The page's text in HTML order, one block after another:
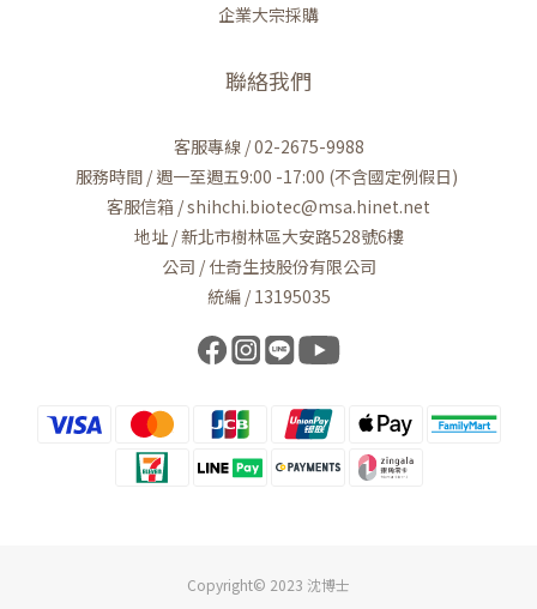
企業大宗採購
聯絡我們
客服專線 / 02-2675-9988
服務時間 / 週一至週五9:00 -17:00 (不含國定例假日)
客服信箱 / shihchi.biotec@msa.hinet.net
地址 / 新北市樹林區大安路528號6樓
公司 / 仕奇生技股份有限公司
統編 / 13195035
Copyright© 2023 沈博士